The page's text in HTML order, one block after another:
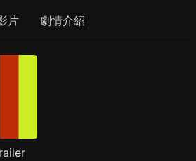
片 劇情介紹